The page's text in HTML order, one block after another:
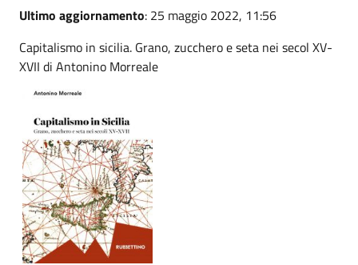
Ultimo aggiornamento: 25 maggio 2022, 11:56
Capitalismo in sicilia. Grano, zucchero e seta nei secol XV-
XVII di Antonino Morreale